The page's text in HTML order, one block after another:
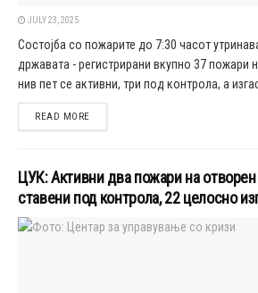
JULY 23, 2025
Состојба со пожарите до 7:30 часот
државата - регистрирани вкупно 37 пожари
нив пет се активни, три под контрола, а
READ MOREDETAILS
ЦУК: Активни два пожари на
ставени под контрола, 22 целосно